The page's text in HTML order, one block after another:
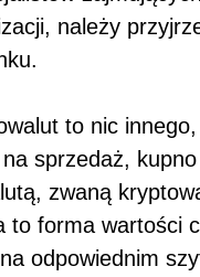
należy
to nic
sprzedaż,
zwaną
to forma wartości
odpowiednim